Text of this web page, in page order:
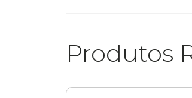
Produtos